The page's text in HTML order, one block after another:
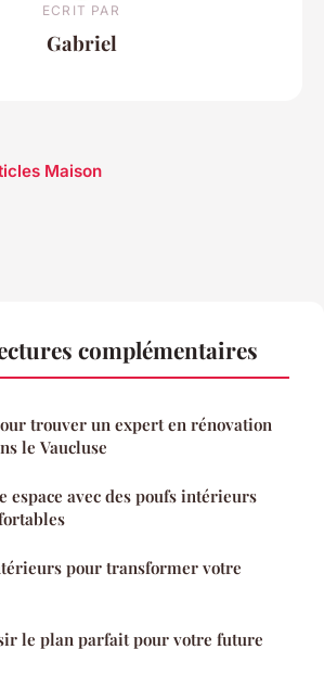
ECRIT PAR
Gabriel
Maison
complémentaires
trouver un expert en rénovation
le Vaucluse
espace avec des poufs intérieurs
pour transformer votre
le plan parfait pour votre future